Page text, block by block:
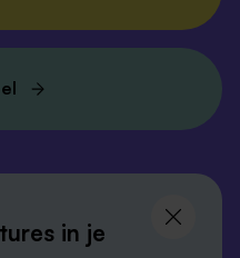
hoogte
in je